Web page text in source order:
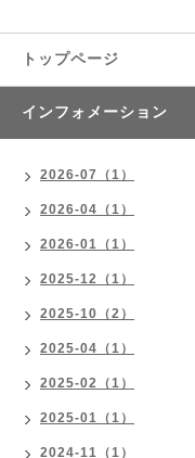
トップページ
インフォメーション
2026-07（1）
2026-04（1）
2026-01（1）
2025-12（1）
2025-10（2）
2025-04（1）
2025-02（1）
2025-01（1）
2024-11（1）